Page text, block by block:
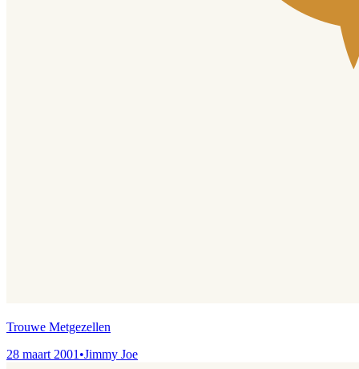
Trouwe Metgezellen
28 maart 2001 •Jimmy Joe